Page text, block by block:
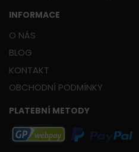
INFORMACE
O NÁS
BLOG
KONTAKT
OBCHODNÍ PODMÍNKY
PLATEBNÍ METODY